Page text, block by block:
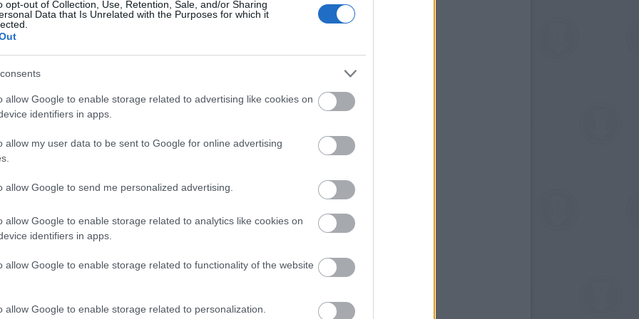
opt-out of Collection, Use, Retention, Sale, and/or Sharing
Data that Is Unrelated with the Purposes for which it
allow Google to enable storage related to advertising like cookies on
identifiers in apps.
allow my user data to be sent to Google for online advertising
allow Google to send me personalized advertising.
allow Google to enable storage related to analytics like cookies on
identifiers in apps.
allow Google to enable storage related to functionality of the website
allow Google to enable storage related to personalization.
bővelkedő vígjáték kapcsán Oleg
egy intrejúban nyilatkozta: „krízis-állapot van
reményei legtöbbször csalódásba fordulnak.
hogy ennek egyszer vége lesz, és valami új és
legutóbbi bemutatója, a nagysikerű
én a temesvári nézők az előadás rendezőjét,
Balázs Attilát. A Pintér Béla által írott
színpadi műve, az „eredeti"
nem kevesebb mint tíz éve játsszák
háromnapos bábelőadás-sorozat
Jankólesz látható.
manó. Remek cimborák, és van egy
szakemberek, igazi profikként végzik